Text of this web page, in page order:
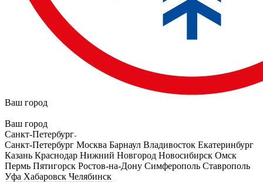
Ваш город
Ваш город
Санкт-Петербург
Санкт-Петербург Москва Барнаул Владивосток Екатеринбург
Казань Краснодар Нижний Новгород Новосибирск Омск
Пермь Пятигорск Ростов-на-Дону Симферополь Ставрополь
Уфа Хабаровск Челябинск